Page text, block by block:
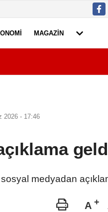
MAGAZIN
2026 - 17:46
medyadan
A